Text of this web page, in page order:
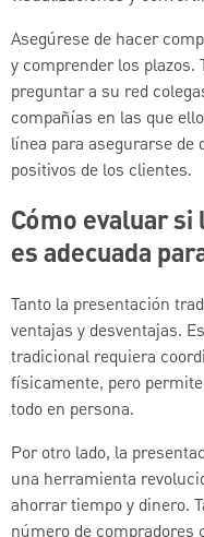
Asegúrese de hacer
y comprender los plazos.
preguntar a su red
compañías en las que
línea para asegurarse
positivos de los clientes.
Cómo evaluar
es adecuada
Tanto la presentación
ventajas y desventajas.
tradicional requiera
físicamente, pero
todo en persona.
Por otro lado, la
una herramienta
ahorrar tiempo y dinero.